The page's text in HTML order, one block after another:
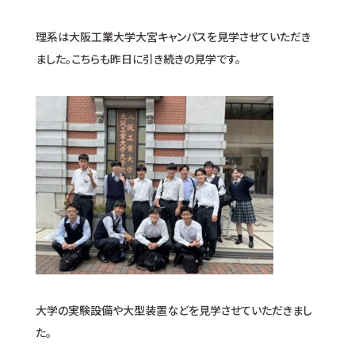
理系は大阪工業大学大宮キャンパスを見学させていただき
ました。こちらも昨日に引き続きの見学です。
大学の実験設備や大型装置などを見学させていただきまし
た。